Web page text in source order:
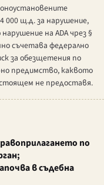
000 щ.д. за нарушение,
на ADA чрез §
съчетава федерално
за обезщетения по
предимство, каквото
не предоставя.
по
в съдебна